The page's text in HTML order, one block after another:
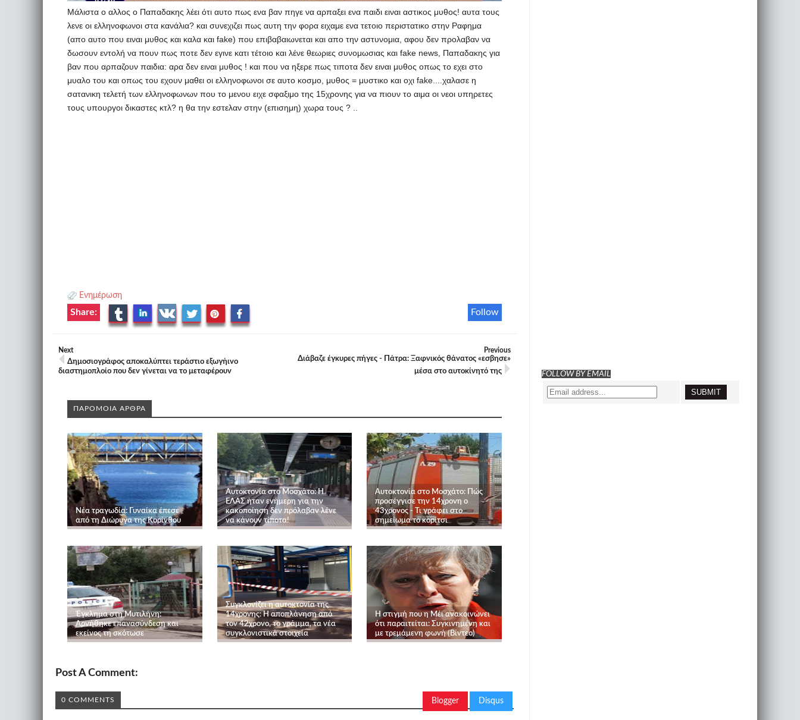
Μάλιστα ο αλλος ο Παπαδακης λέει ότι αυτο πως ενα βαν πηγε να αρπαξει ενα παιδι ειναι αστικος μυθος! αυτα τους
λενε οι ελληνοφωνοι στα κανάλια? και συνεχιζει πως αυτη την φορα ειχαμε ενα τετοιο περιστατικο στην Ραφημα
(απο αυτο που ειναι μυθος και καλα και fake) που επιβαβαιωνεται και απο την αστυνομια, αφου δεν προλαβαν να
δωσουν εντολή να πουν πως ποτε δεν εγινε κατι τέτοιο και λένε θεωριες συνομωσιας και fake news, Παπαδακης για
βαν που αρπαζουν παιδια: αρα δεν ειναι μυθος ! και που να ηξερε πως τιποτα δεν ειναι μυθος οπως το εχει στο
μυαλο του και οπως του εχουν μαθει οι ελληνοφωνοι σε αυτο κοσμο, μυθος = μυστικο και οχι fake....χαλασε η
σατανικη τελετή των ελληνοφωνων που το μενου ειχε σφαξιμο της 15χρονης για να πιουν το αιμα οι νεοι υπηρετες
τους υπουργοι δικαστες κτλ? η θα την εστελαν στην (επισημη) χωρα τους ? ..
Ενημέρωση
Follow
Share:
Next
Δημοσιογράφος αποκαλύπτει τεράστιο εξωγήινο
διαστημοπλοίο που δεν γίνεται να το μεταφέρουν
Previous
Διάβαζε έγκυρες πήγες - Πάτρα: Ξαφνικός θάνατος «εσβησε»
μέσα στο αυτοκίνητό της
ΠΑΡΟΜΟΙΑ ΑΡΘΡΑ
Νέα τραγωδία: Γυναίκα έπεσε
από τη Διώρυγα της Κορίνθου
Αυτοκτονία στο Μοσχάτο: Η
ΕΛΑΣ ήταν ενήμερη για την
κακοποίηση δεν πρόλαβαν λένε
να κάνουν τίποτα!
Αυτοκτονία στο Μοσχάτο: Πώς
προσέγγισε την 14χρονη ο
43χρονος - Τι γράφει στο
σημείωμα το κορίτσι
Έγκλημα στη Μυτιλήνη:
Αρνήθηκε επανασύνδεση και
εκείνος τη σκότωσε
Συγκλονίζει η αυτοκτονία της
14χρονης: Η αποπλάνηση από
τον 42χρονο, το γράμμα, τα νέα
συγκλονιστικά στοιχεία
Η στιγμή που η Μέι ανακοινώνει
ότι παραιτείται: Συγκινημένη και
με τρεμάμενη φωνή (Βίντεο)
Post A Comment:
Blogger Disqus
0 COMMENTS
FOLLOW BY EMAIL